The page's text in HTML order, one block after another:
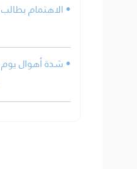
• الاهتمام
• شدة أهوال يوم